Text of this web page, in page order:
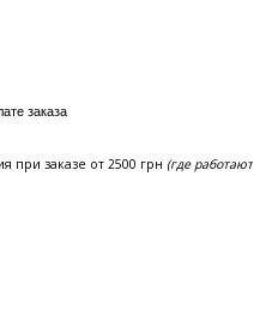
заказа
при заказе от 2500 грн (где работают